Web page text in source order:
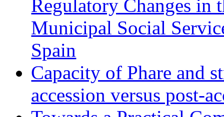
Regulatory Changes in
Municipal Social
Spain
Capacity of Phare and
accession versus post-